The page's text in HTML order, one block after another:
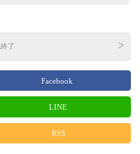
了
Facebook
LINE
RSS